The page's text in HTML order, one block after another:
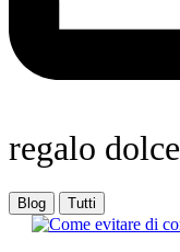
regalo dolce
Blog Tutti